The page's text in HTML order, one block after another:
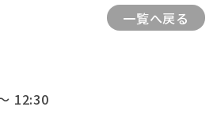
一覧へ戻る
12:30